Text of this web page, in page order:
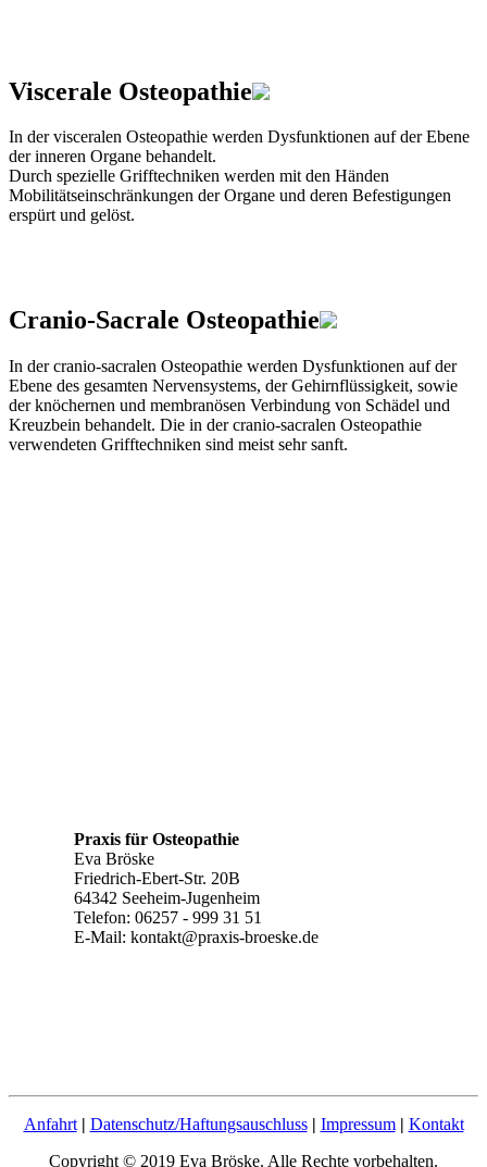
Viscerale Osteopathie
In der visceralen Osteopathie werden Dysfunktionen auf der Ebene
der inneren Organe behandelt.
Durch spezielle Grifftechniken werden mit den Händen
Mobilitätseinschränkungen der Organe und deren Befestigungen
erspürt und gelöst.
Cranio-Sacrale Osteopathie
In der cranio-sacralen Osteopathie werden Dysfunktionen auf der
Ebene des gesamten Nervensystems, der Gehirnflüssigkeit, sowie
der knöchernen und membranösen Verbindung von Schädel und
Kreuzbein behandelt. Die in der cranio-sacralen Osteopathie
verwendeten Grifftechniken sind meist sehr sanft.
Praxis für Osteopathie
Eva Bröske
Friedrich-Ebert-Str. 20B
64342 Seeheim-Jugenheim
Telefon: 06257 - 999 31 51
E-Mail: kontakt@praxis-broeske.de
Anfahrt | Datenschutz/Haftungsauschluss | Impressum | Kontakt
Copyright © 2019 Eva Bröske. Alle Rechte vorbehalten.